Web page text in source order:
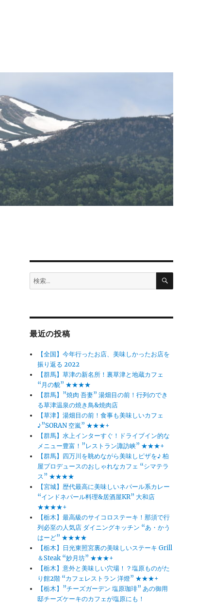
検
索:
検
最近の投稿
【全国】今年行ったお店、美味しかったお店を
振り返る 2022
【群馬】草津の新名所！裏草津と地蔵カフェ
“月の貌” ★★★★
【群馬】”焼肉 吾妻” 湯畑目の前！行列のでき
る草津温泉の焼き鳥&焼肉店
【草津】湯畑目の前！食事も美味しいカフェ
♪”SORAN 空嵐” ★★★+
【群馬】水上インターすぐ！ドライブイン的な
メニュー豊富！”レストラン諏訪峡” ★★★+
【群馬】四万川を眺めながら美味しピザを♪ 柏
屋プロデュースのおしゃれなカフェ “シマテラ
ス” ★★★★
【宮城】歴代最高に美味しいネパール系カレー
“インドネパール料理&居酒屋KR” 大和店
★★★★+
【栃木】最高級のサイコロステーキ！那須で行
列必至の人気店 ダイニングキッチン “あ・かう
はーど” ★★★★
【栃木】日光東照宮裏の美味しいステーキ Grill
＆Steak “妙月坊” ★★★+
【栃木】意外と美味しい穴場！？塩原ものがた
り館2階 “カフェレストラン 洋燈” ★★★+
【栃木】”チーズガーデン 塩原珈琲” あの御用
邸チーズケーキのカフェが塩原にも！